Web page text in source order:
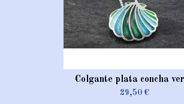
Colgante plata concha
29,50 €